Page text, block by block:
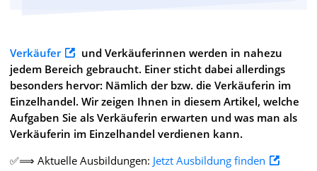
Verkäufer
und Verkäuferinnen werden in nahezu
jedem Bereich gebraucht. Einer sticht dabei allerdings
besonders hervor: Nämlich der bzw. die Verkäuferin im
Einzelhandel. Wir zeigen Ihnen in diesem Artikel, welche
Aufgaben Sie als Verkäuferin erwarten und was man als
Verkäuferin im Einzelhandel verdienen kann.
✅⟹ Aktuelle Ausbildungen: Jetzt Ausbildung finden